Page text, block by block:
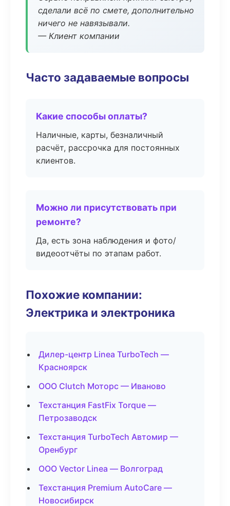
сделали всё по смете, дополнительно
ничего не навязывали.
— Клиент компании
Часто задаваемые вопросы
Какие способы оплаты?
Наличные, карты, безналичный
расчёт, рассрочка для постоянных
клиентов.
Можно ли присутствовать при
ремонте?
Да, есть зона наблюдения и фото/
видеоотчёты по этапам работ.
Похожие компании:
Электрика и электроника
Дилер-центр Linea TurboTech —
Красноярск
ООО Clutch Моторс — Иваново
Техстанция FastFix Torque —
Петрозаводск
Техстанция TurboTech Автомир —
Оренбург
ООО Vector Linea — Волгоград
Техстанция Premium AutoCare —
Новосибирск